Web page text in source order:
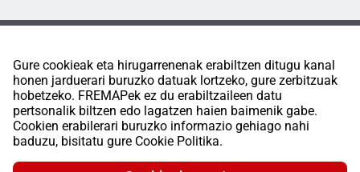
Gure cookieak eta hirugarrenenak erabiltzen ditugu kanal
honen jarduerari buruzko datuak lortzeko, gure zerbitzuak
hobetzeko. FREMAPek ez du erabiltzaileen datu
pertsonalik biltzen edo lagatzen haien baimenik gabe.
Cookien erabilerari buruzko informazio gehiago nahi
baduzu, bisitatu gure Cookie Politika.